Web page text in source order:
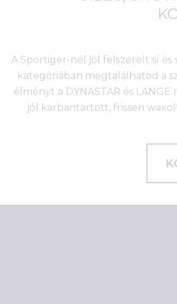
A Sportiger-nél jól felszerelt sí
kategóriában megtalálhatod a
élményt a DYNASTAR és
jól karbantartott, frissen